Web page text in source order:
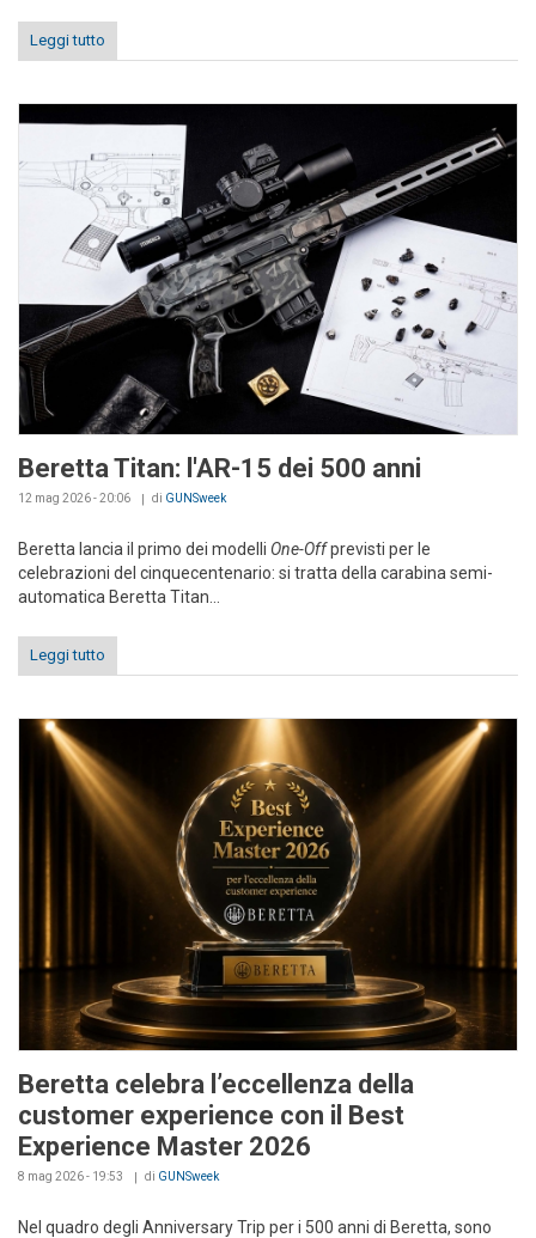
Leggi tutto
Beretta Titan: l'AR-15 dei 500 anni
12 mag 2026 - 20:06 di GUNSweek
Beretta lancia il primo dei modelli One-Offprevisti per le
celebrazioni del cinquecentenario: si tratta della carabina semi-
automatica Beretta Titan...
Leggi tutto
Beretta celebra l’eccellenza della
customer experience con il Best
Experience Master 2026
8 mag 2026 - 19:53 di GUNSweek
Nel quadro degli Anniversary Trip per i 500 anni di Beretta, sono